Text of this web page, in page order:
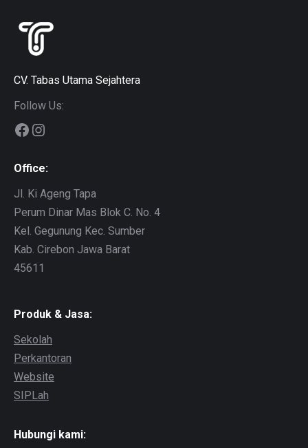
CV. Tabas Utama Sejahtera
Follow Us:
Facebook
Instagram
Office:
Jl. Ki Ageng Tapa
Perum Dinar Mas Blok C. No. 4
Kel. Gegunung Kec. Sumber
Kab. Cirebon Jawa Barat
45611
Produk & Jasa:
Sekolah
Perkantoran
Website
SIPLah
Hubungi kami: